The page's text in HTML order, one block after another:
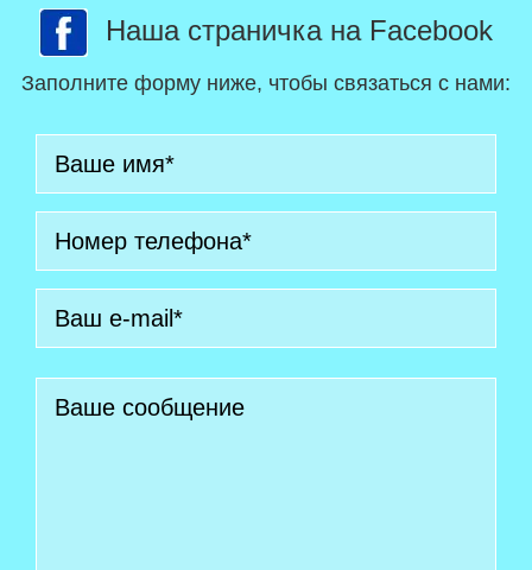
Наша страничка на Facebook
Заполните форму ниже, чтобы связаться с нами: